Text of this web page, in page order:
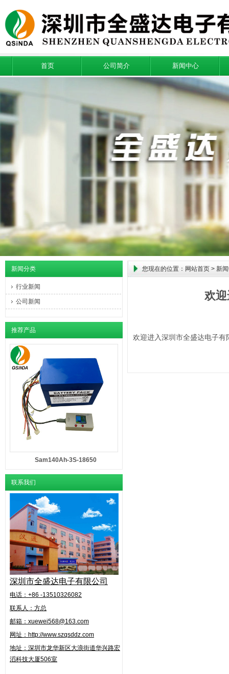
首页 公司简介 新闻中心
新闻分类
行业新闻
公司新闻
推荐产品
Sam140Ah-3S-18650
联系我们
深圳市全盛达电子有限公司
电话：+86 -13510326082
联系人：方总
邮箱：xuewei568@163.com
网址：http://www.szqsddz.com
地址： 深圳市龙华新区大浪街道华兴路宏
滔科技大厦506室
您现在的位置： 网站首页 > 新
欢
欢迎进入深圳市全盛达电子有